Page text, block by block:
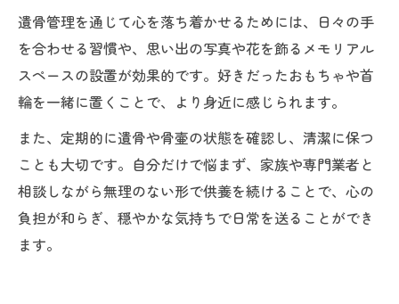
遺骨管理を通じて心を落ち着かせるためには、日々の手
を合わせる習慣や、思い出の写真や花を飾るメモリアル
スペースの設置が効果的です。好きだったおもちゃや首
輪を一緒に置くことで、より身近に感じられます。
また、定期的に遺骨や骨壷の状態を確認し、清潔に保つ
ことも大切です。自分だけで悩まず、家族や専門業者と
相談しながら無理のない形で供養を続けることで、心の
負担が和らぎ、穏やかな気持ちで日常を送ることができ
ます。